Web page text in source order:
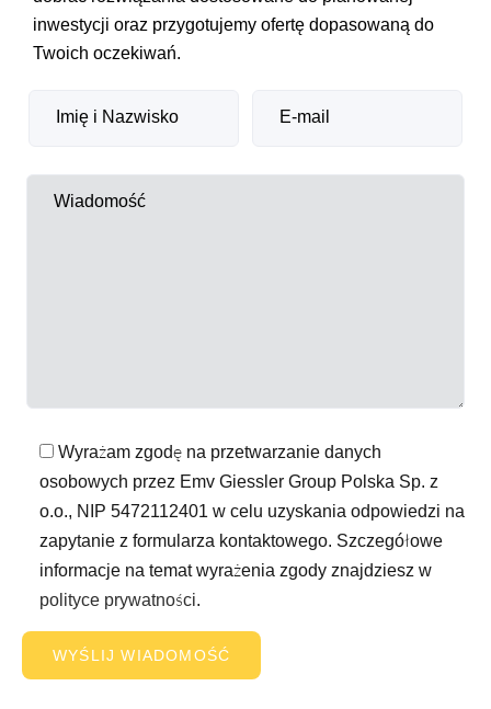
inwestycji oraz przygotujemy ofertę dopasowaną do
Twoich oczekiwań.
Wyrażam zgodę na przetwarzanie danych
osobowych przez Emv Giessler Group Polska Sp. z
o.o., NIP 5472112401 w celu uzyskania odpowiedzi na
zapytanie z formularza kontaktowego. Szczegółowe
informacje na temat wyrażenia zgody znajdziesz w
polityce prywatności.